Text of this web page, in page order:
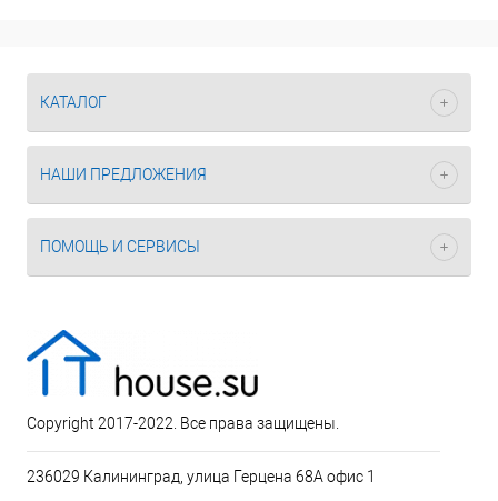
КАТАЛОГ
НАШИ ПРЕДЛОЖЕНИЯ
ПОМОЩЬ И СЕРВИСЫ
Copyright 2017-2022. Все права защищены.
236029 Калининград, улица Герцена 68А офис 1